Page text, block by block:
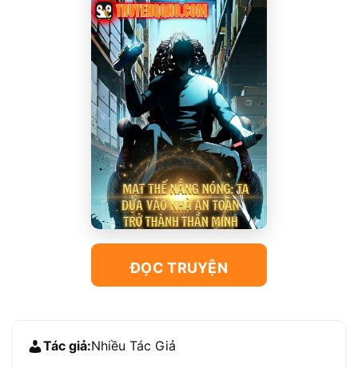
ĐỌC TRUYỆN
Tác giả:Nhiều Tác Giả